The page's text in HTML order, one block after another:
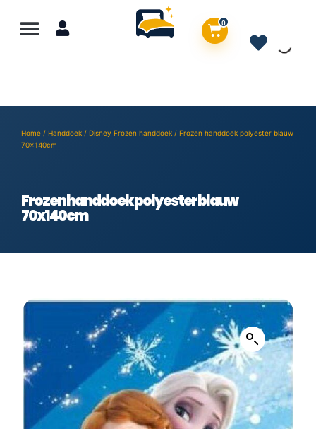
0
Home / Handdoek / Disney Frozen handdoek / Frozen handdoek polyester blauw
70x140cm
Frozen handdoek polyester blauw
70x140cm